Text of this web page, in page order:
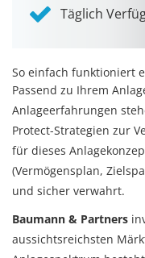
Täglich
So einfach funktioniert
Passend zu Ihrem
Anlageerfahrungen
Protect-Strategien zur
für dieses
(Vermögensplan,
und sicher verwahrt.
Baumann & Partners
aussichtsreichsten